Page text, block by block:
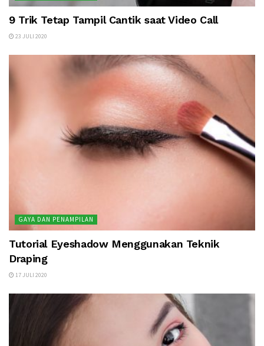
9 Trik Tetap Tampil Cantik saat Video Call
23 JULI 2020
GAYA DAN PENAMPILAN
Tutorial Eyeshadow Menggunakan Teknik
Draping
17 JULI 2020